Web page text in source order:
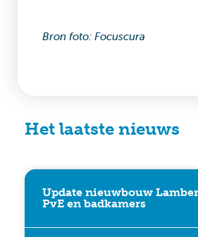
Bron foto: Focuscura
Het laatste nieuws
Update nieuwbouw
PvE en badkamers